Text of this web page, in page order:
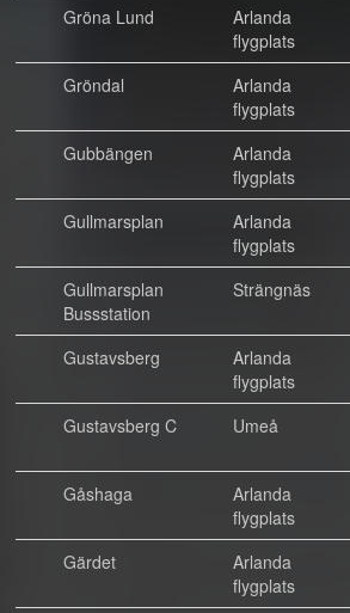
Gröna Lund
Arlanda
flygplats
Gröndal
Arlanda
flygplats
Gubbängen
Arlanda
flygplats
Gullmarsplan
Arlanda
flygplats
Gullmarsplan
Bussstation
Strängnäs
Gustavsberg
Arlanda
flygplats
Gustavsberg C
Umeå
Gåshaga
Arlanda
flygplats
Gärdet
Arlanda
flygplats